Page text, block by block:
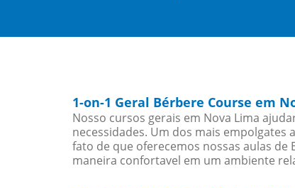
1-on-1 Geral Bérbere Course em
Nosso cursos gerais em Nova Lima
necessidades. Um dos mais
fato de que oferecemos nossas aulas
maneira confortavel em um ambiente